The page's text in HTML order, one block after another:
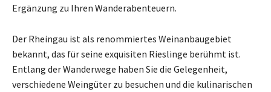
Ergänzung zu Ihren Wanderabenteuern.
Der Rheingau ist als renommiertes Weinanbaugebiet
bekannt, das für seine exquisiten Rieslinge berühmt ist.
Entlang der Wanderwege haben Sie die Gelegenheit,
verschiedene Weingüter zu besuchen und die kulinarischen